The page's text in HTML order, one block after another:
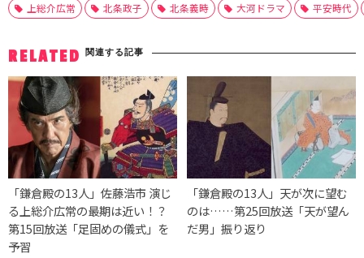
上総介広常 北条政子 北条義時 大河ドラマ 平安時代
RELATED 関連する記事
「鎌倉殿の13人」佐藤浩市 演じ
る上総介広常の最期は近い！？
第15回放送「足固めの儀式」を
予習
「鎌倉殿の13人」天が次に望む
のは……第25回放送「天が望ん
だ男」振り返り